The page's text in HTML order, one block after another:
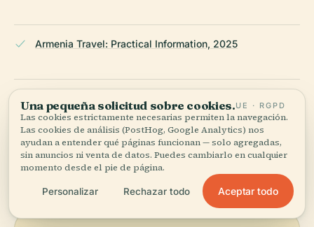
Armenia Travel: Practical Information, 2025
The Broke Backpacker: Backpacking Yerevan Travel
Guide, 2025
ÚLTIMA REVISIÓN: AUGUST 2025
Documentado a partir de Wikidata, Wikipedia y fuentes
oficiales · verificado ·Cómo hacemos nuestras guías →
Una pequeña solicitud sobre cookies.UE · RGPD
Las cookies estrictamente necesarias permiten la navegación.
Las cookies de análisis (PostHog, Google Analytics) nos
ayudan a entender qué páginas funcionan — solo agregadas,
sin anuncios ni venta de datos. Puedes cambiarlo en cualquier
momento desde el pie de página.
Personalizar Rechazar todo Aceptar todo